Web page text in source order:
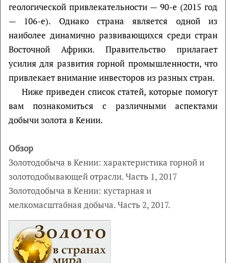
геологической привлекательности — 90-е (2015 год
— 106-е). Однако страна является одной из
наиболее динамично развивающихся среди стран
Восточной Африки. Правительство прилагает
усилия для развития горной промышленности, что
привлекает внимание инвесторов из разных стран.
Ниже приведен список статей, которые помогут
вам познакомиться с различными аспектами
добычи золота в Кении.
Обзор
Зoлотодобыча в Кении: характеристика горной и
золотодобывающей отрасли. Часть 1, 2017
Зoлотодобыча в Кении: кустарная и
мелкомасштабная добыча. Часть 2, 2017.